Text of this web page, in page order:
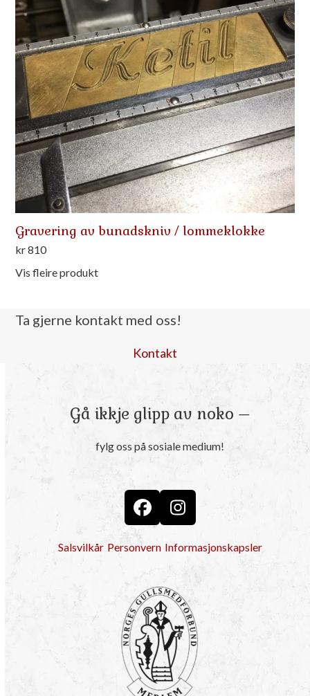
Gravering av bunadskniv / lommeklokke
kr810
Vis fleire produkt
Ta gjerne kontakt med oss!
Kontakt
Gå ikkje glipp av noko –
fylg oss på sosiale medium!
FacebookInstagram
Salsvilkår Personvern Informasjonskapsler